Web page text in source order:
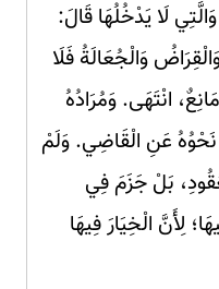
لَا يَدْخُلُهَا قَالَ:
وَالْجُعَالَةُ فَلَا
انْتَهَى. وَمُرَادُهُ
عَنِ الْقَاضِي. وَلَمْ
بَلْ جَزَمَ فِي
لِأَنَّ الْخِيَارَ فِيهَا